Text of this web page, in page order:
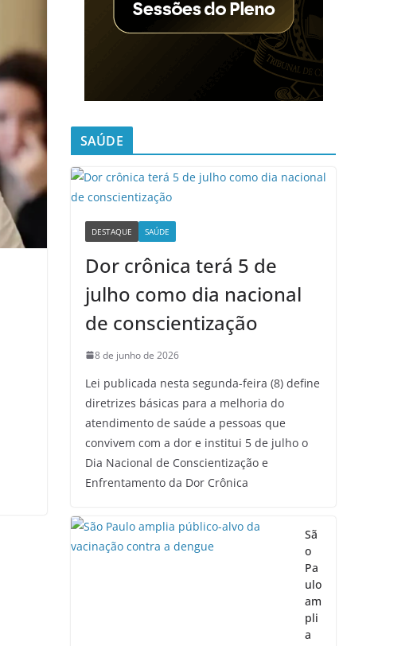
SAÚDE
DESTAQUE SAÚDE
Dor crônica terá 5 de
julho como dia nacional
de conscientização
8 de junho de 2026
Lei publicada nesta segunda-feira (8) define
diretrizes básicas para a melhoria do
atendimento de saúde a pessoas que
convivem com a dor e institui 5 de julho o
Dia Nacional de Conscientização e
Enfrentamento da Dor Crônica
Sã
o
Pa
ulo
am
pli
a